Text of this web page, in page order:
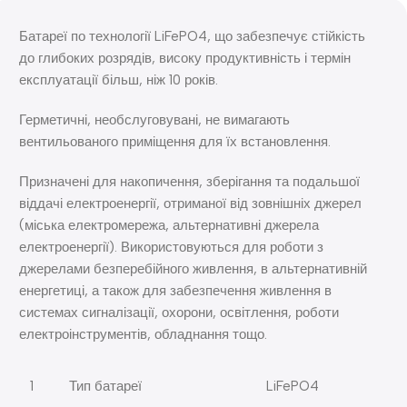
Батареї по технології LiFePO4, що забезпечує стійкість
до глибоких розрядів, високу продуктивність і термін
експлуатації більш, ніж 10 років.
Герметичні, необслуговувані, не вимагають
вентильованого приміщення для їх встановлення.
Призначені для накопичення, зберігання та подальшої
віддачі електроенергії, отриманої від зовнішніх джерел
(міська електромережа, альтернативні джерела
електроенергії). Використовуються для роботи з
джерелами безперебійного живлення, в альтернативній
енергетиці, а також для забезпечення живлення в
системах сигналізації, охорони, освітлення, роботи
електроінструментів, обладнання тощо.
1 Тип батареї LiFePO4